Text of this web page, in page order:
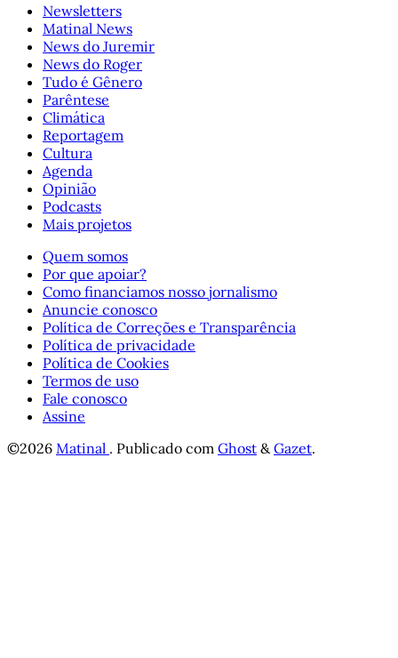
Newsletters
Matinal News
News do Juremir
News do Roger
Tudo é Gênero
Parêntese
Climática
Reportagem
Cultura
Agenda
Opinião
Podcasts
Mais projetos
Quem somos
Por que apoiar?
Como financiamos nosso jornalismo
Anuncie conosco
Política de Correções e Transparência
Política de privacidade
Política de Cookies
Termos de uso
Fale conosco
Assine
©2026 Matinal . Publicado com Ghost & Gazet.